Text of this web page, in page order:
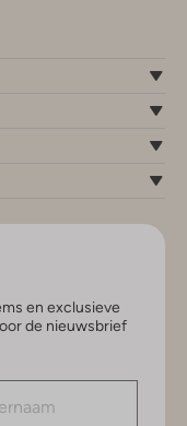
en exclusieve
de nieuwsbrief